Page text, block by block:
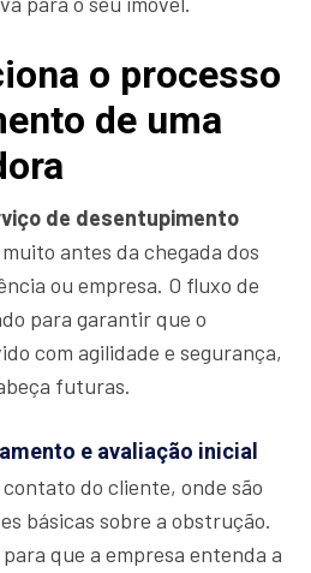
o processo
de uma
de desentupimento
antes da chegada dos
ou empresa. O fluxo de
para garantir que o
com agilidade e segurança,
futuras.
e avaliação inicial
do cliente, onde são
básicas sobre a obstrução.
que a empresa entenda a